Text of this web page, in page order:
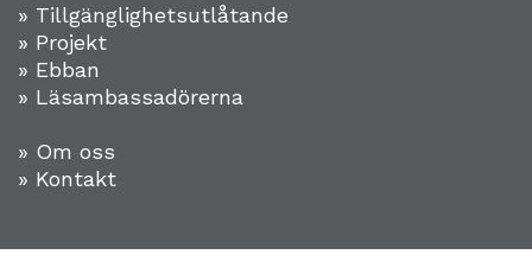
» Tillgänglighetsutlåtande
» Projekt
» Ebban
» Läsambassadörerna
» Om oss
» Kontakt